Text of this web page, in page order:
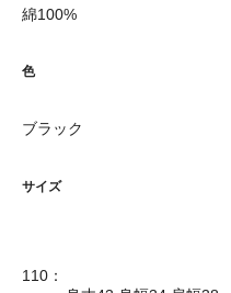
綿100%
色
ブラック
サイズ
110：